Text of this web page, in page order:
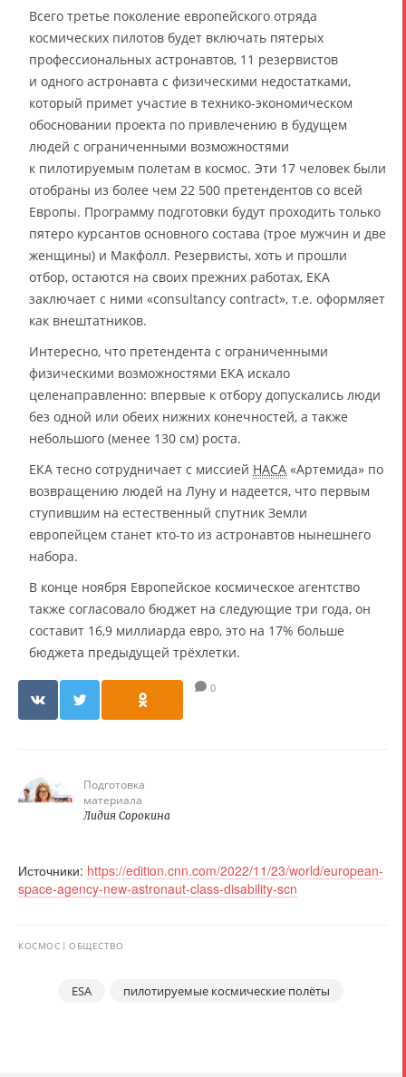
Всего третье поколение европейского отряда
космических пилотов будет включать пятерых
профессиональных астронавтов, 11 резервистов
и одного астронавта с физическими недостатками,
который примет участие в технико-экономическом
обосновании проекта по привлечению в будущем
людей с ограниченными возможностями
к пилотируемым полетам в космос. Эти 17 человек были
отобраны из более чем 22 500 претендентов со всей
Европы. Программу подготовки будут проходить только
пятеро курсантов основного состава (трое мужчин и две
женщины) и Макфолл. Резервисты, хоть и прошли
отбор, остаются на своих прежних работах, ЕКА
заключает с ними «consultancy contract», т.е. оформляет
как внештатников.
Интересно, что претендента с ограниченными
физическими возможностями ЕКА искало
целенаправленно: впервые к отбору допускались люди
без одной или обеих нижних конечностей, а также
небольшого (менее 130 см) роста.
ЕКА тесно сотрудничает с миссией НАСА «Артемида» по
возвращению людей на Луну и надеется, что первым
ступившим на естественный спутник Земли
европейцем станет кто-то из астронавтов нынешнего
набора.
В конце ноября Европейское космическое агентство
также согласовало бюджет на следующие три года, он
составит 16,9 миллиарда евро, это на 17% больше
бюджета предыдущей трёхлетки.
0
Подготовка
материала
Лидия Сорокина
Источники: https://edition.cnn.com/2022/11/23/world/european-
space-agency-new-astronaut-class-disability-scn
КОСМОС ОБЩЕСТВО
ESA пилотируемые космические полёты